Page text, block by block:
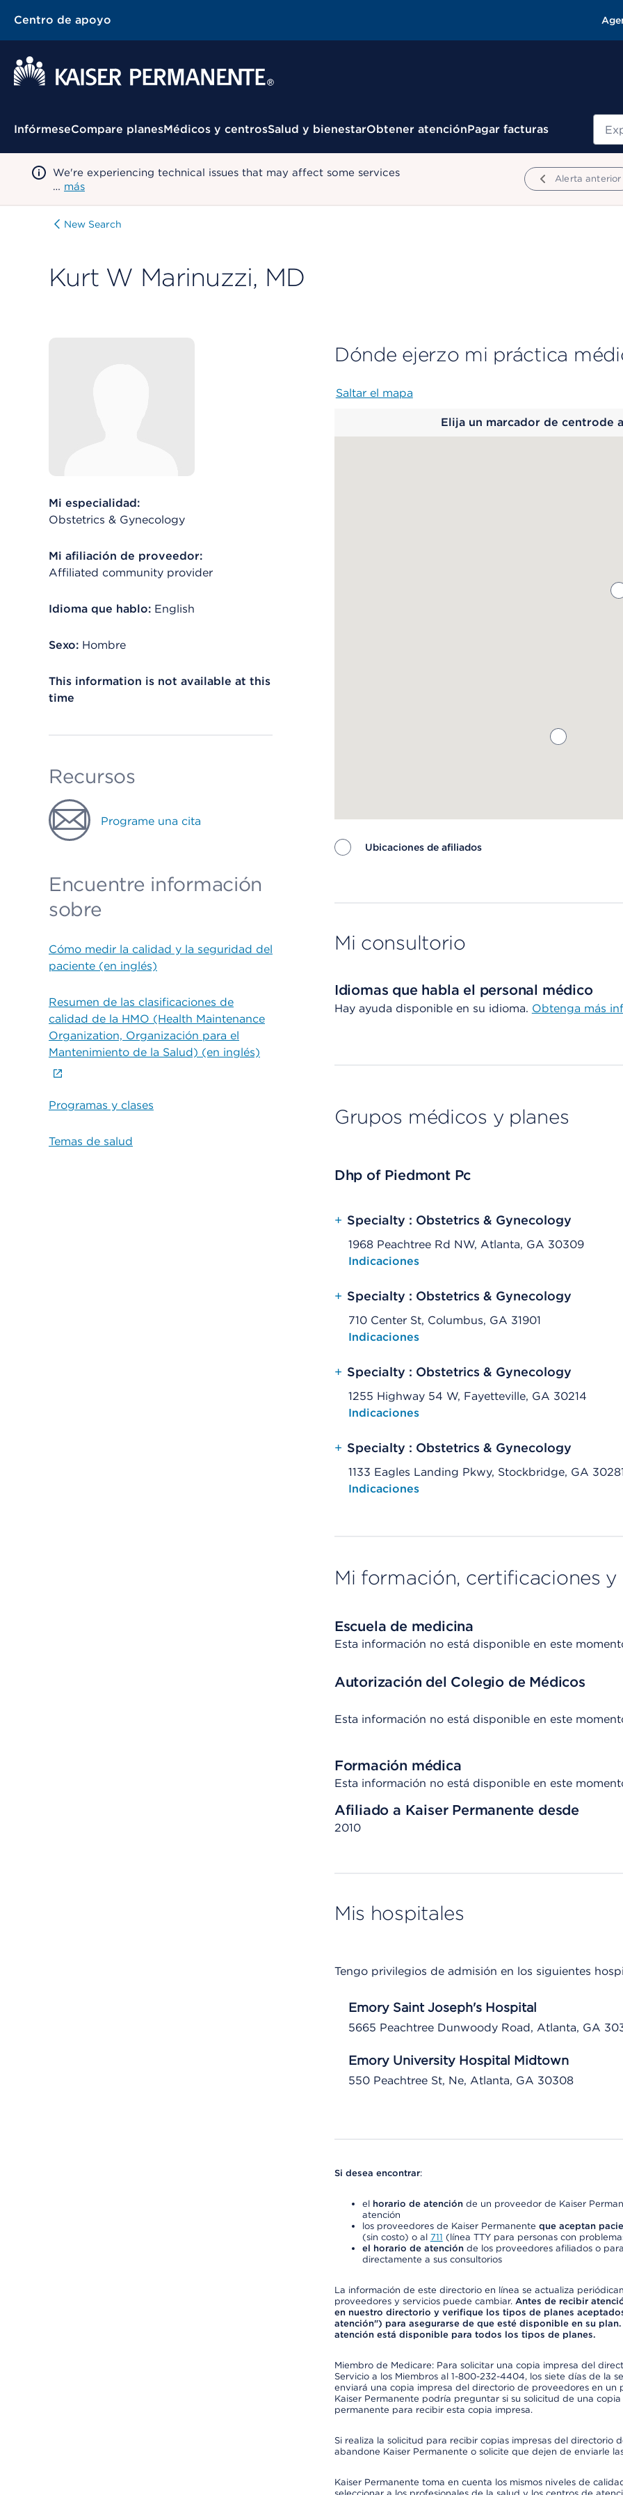
Centro de apoyo
Menú contextual
InfórmeseCompare planesMédicos y centrosSalud y bienestarObtener atenciónPagar facturas
We're experiencing technical issues that may affect some services
… más
Alerta anterior
New Search
Kurt W Marinuzzi, MD
Mi especialidad:
Obstetrics & Gynecology
Mi afiliación de proveedor:
Affiliated community provider
Idioma que hablo: English
Sexo: Hombre
This information is not available at this
time
Recursos
Programe una cita
Encuentre información
sobre
Cómo medir la calidad y la seguridad del
paciente (en inglés)
Resumen de las clasificaciones de
calidad de la HMO (Health Maintenance
Organization, Organización para el
Mantenimiento de la Salud) (en inglés)
Programas y clases
Temas de salud
Dónde ejerzo mi práctica
Saltar el mapa
Elija un marcador de centrode
Ubicaciones de afiliados
Mi consultorio
Idiomas que habla el personal médico
Hay ayuda disponible en su idioma. Obtenga más
Grupos médicos y planes
Dhp of Piedmont Pc
+ Specialty : Obstetrics & Gynecology
1968 Peachtree Rd NW, Atlanta, GA 30309
Opens native map application on mobile devices
Indicaciones
+ Specialty : Obstetrics & Gynecology
710 Center St, Columbus, GA 31901
Opens native map application on mobile devices
Indicaciones
+ Specialty : Obstetrics & Gynecology
1255 Highway 54 W, Fayetteville, GA 30214
Opens native map application on mobile devices
Indicaciones
+ Specialty : Obstetrics & Gynecology
1133 Eagles Landing Pkwy, Stockbridge, GA
Opens native map application on mobile devices
Indicaciones
Mi formación, certificaciones y
Escuela de medicina
Esta información no está disponible en este
Autorización del Colegio de Médicos
Esta información no está disponible en este
Formación médica
Esta información no está disponible en este
Afiliado a Kaiser Permanente desde
2010
Mis hospitales
Tengo privilegios de admisión en los siguientes
Emory Saint Joseph's Hospital
5665 Peachtree Dunwoody Road, Atlanta, GA
Emory University Hospital Midtown
550 Peachtree St, Ne, Atlanta, GA 30308
Si desea encontrar:
el horario de atenciónde un proveedor de Kaiser
atención
los proveedores de Kaiser Permanente que aceptan
(sin costo) o al 711 (línea TTY para personas con
el horario de atenciónde los proveedores afiliados o
directamente a sus consultorios
La información de este directorio en línea se actualiza
proveedores y servicios puede cambiar. Antes de recibir
en nuestro directorio y verifique los tipos de planes
atención") para asegurarse de que esté disponible en su
atención está disponible para todos los tipos de planes.
Miembro de Medicare: Para solicitar una copia impresa del
Servicio a los Miembros al 1-800-232-4404, los siete días de la
enviará una copia impresa del directorio de proveedores en un
Kaiser Permanente podría preguntar si su solicitud de una
permanente para recibir esta copia impresa.
Si realiza la solicitud para recibir copias impresas del directorio
abandone Kaiser Permanente o solicite que dejen de enviarle
Kaiser Permanente toma en cuenta los mismos niveles de